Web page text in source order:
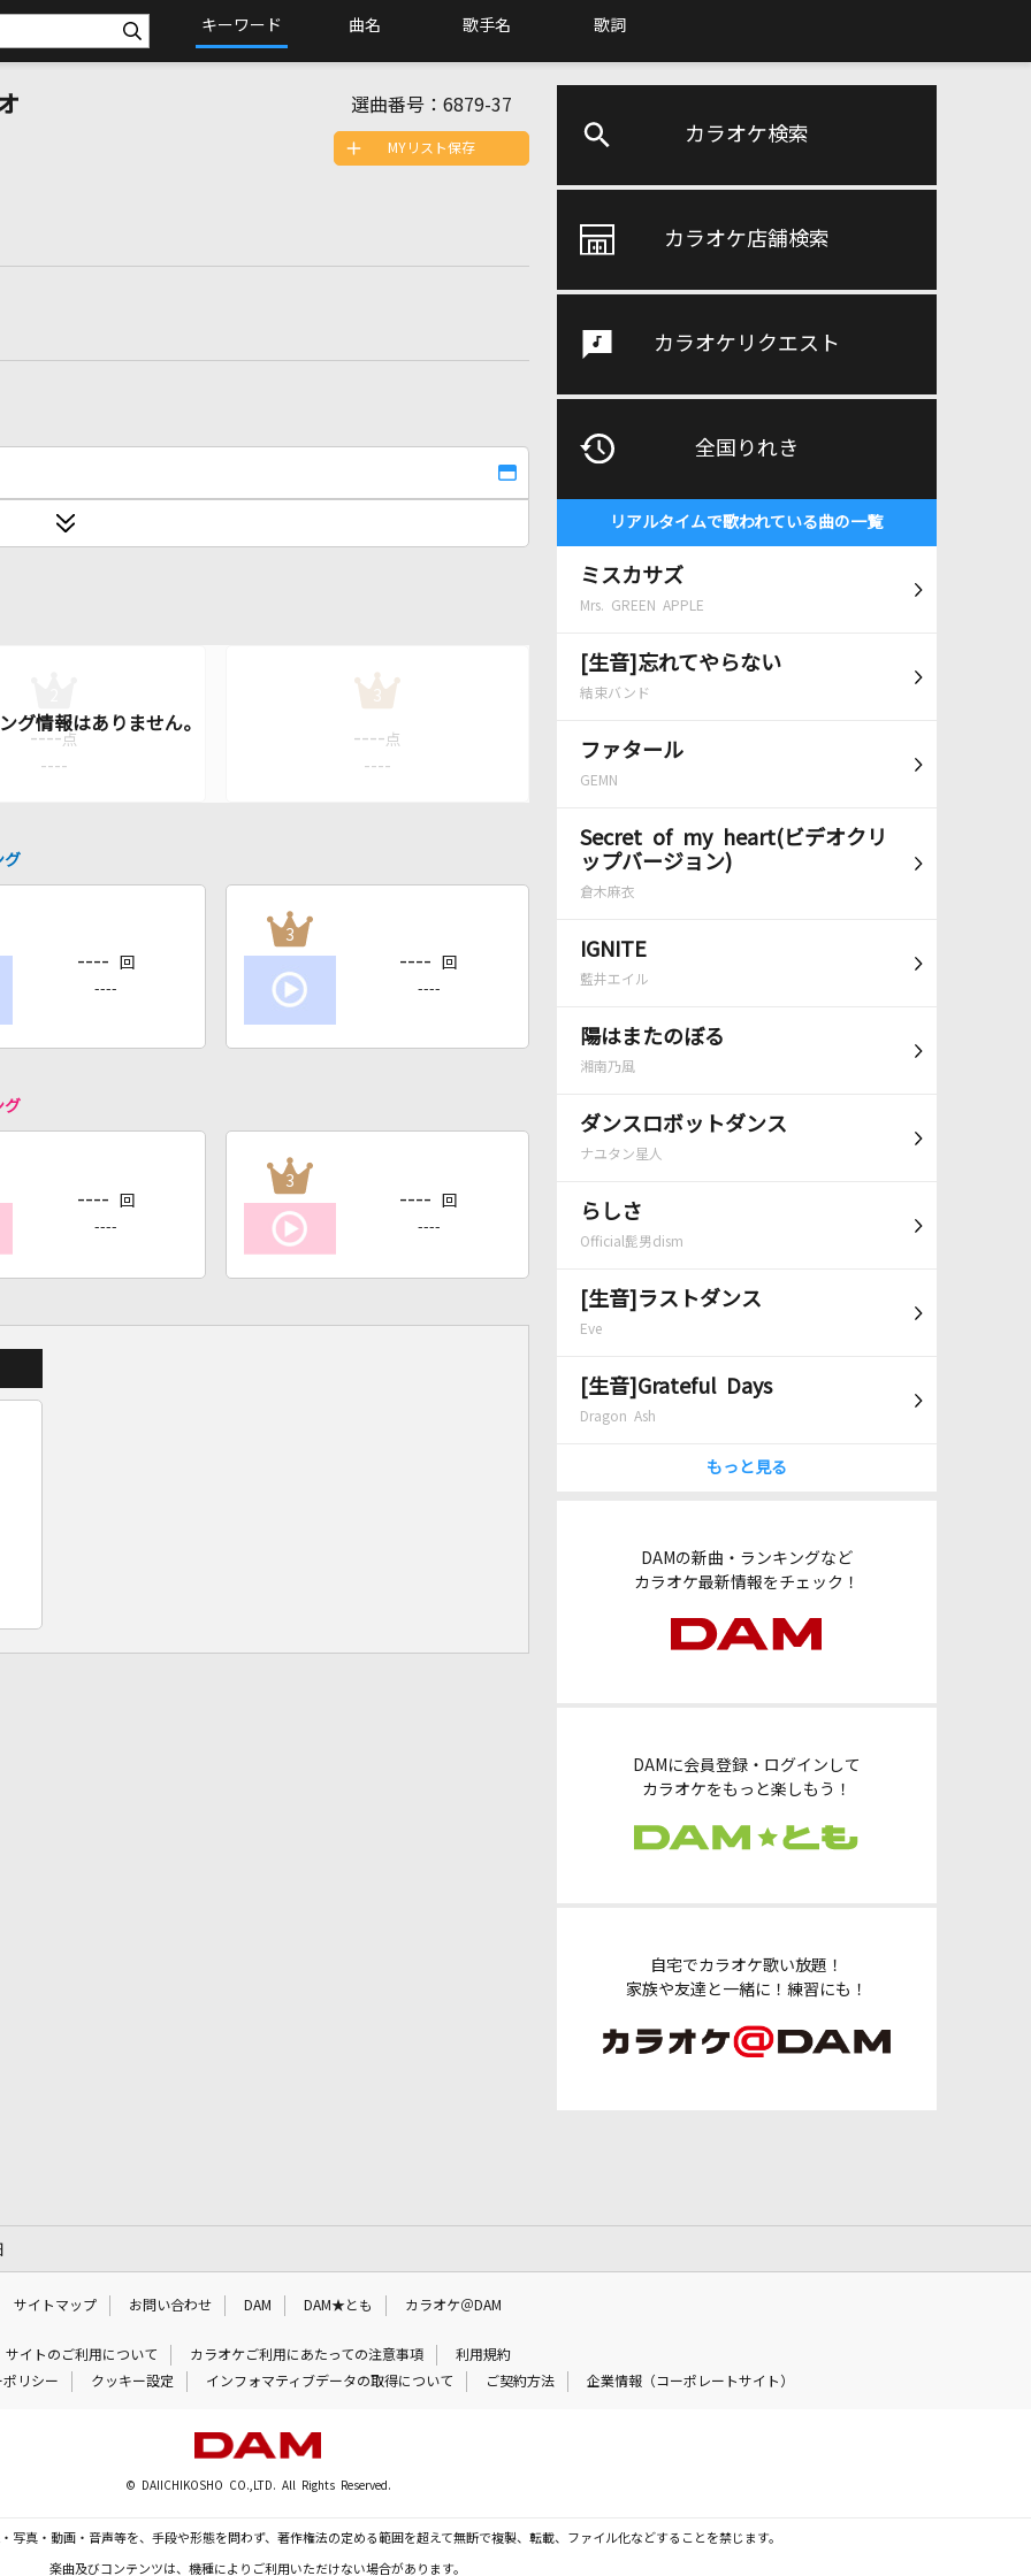
キーワード 曲名 歌手名 歌詞
カラオケ検索
カラオケ店舗検索
カラオケリクエスト
全国りれき
リアルタイムで歌われている曲の一覧
ミスカサズ
Mrs. GREEN APPLE
[生音]忘れてやらない
結束バンド
ファタール
GEMN
Secret of my heart(ビデオクリ
ップバージョン)
倉木麻衣
IGNITE
藍井エイル
陽はまたのぼる
湘南乃風
ダンスロボットダンス
ナユタン星人
らしさ
Official髭男dism
[生音]ラストダンス
Eve
[生音]Grateful Days
Dragon Ash
もっと見る
DAMの新曲・ランキングなど
カラオケ最新情報をチェック！
DAMに会員登録・ログインして
カラオケをもっと楽しもう！
自宅でカラオケ歌い放題！
家族や友達と一緒に！練習にも！
選曲番号： 6879-37
MYリスト保存
---- 点
----
3
---- 点
----
グ
---- 回
----
3
---- 回
----
グ
---- 回
----
3
---- 回
----
サイトマップ お問い合わせ DAM DAM★とも カラオケ＠DAM
サイトのご利用について カラオケご利用にあたっての注意事項
利用規約
リシー
クッキー設定 インフォマティブデータの取得について ご契約方法 企業情報（コーポレートサイト）
© DAIICHIKOSHO CO.,LTD. All Rights Reserved.
写真・動画・音声等を、手段や形態を問わず、著作権法の定める範囲を超えて無断で複製、転載、ファイル化などすることを禁じます。
楽曲及びコンテンツは、機種によりご利用いただけない場合があります。